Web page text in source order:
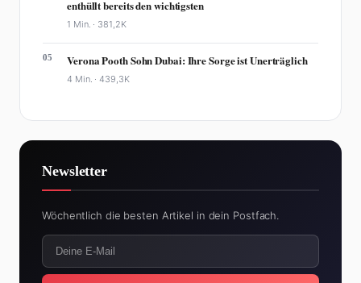
enthüllt bereits den wichtigsten
1 Min. · 381,2K
05 Verona Pooth Sohn Dubai: Ihre Sorge ist Unerträglich
4 Min. ·439,3K
Newsletter
Wöchentlich die besten Artikel in dein Postfach.